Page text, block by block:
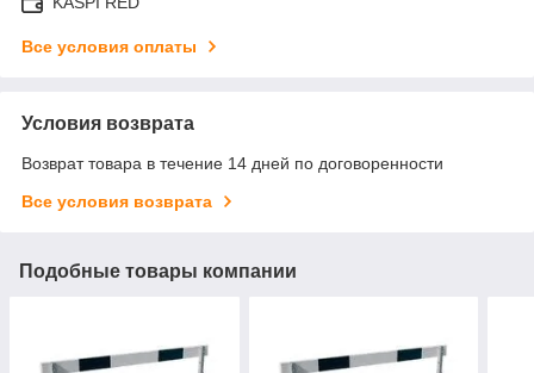
Все условия оплаты
Условия возврата
Возврат товара в течение 14 дней по договоренности
Все условия возврата
Подобные товары компании